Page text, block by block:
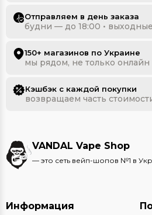
Отправляем в день заказа
будни — до 18:00 •
150+ магазинов по Украине
мы рядом, не только онлайн
Кэшбэк с каждой покупки
возвращаем часть
VANDAL Vape Shop
— это сеть вейп-шопов №1 в
Информация